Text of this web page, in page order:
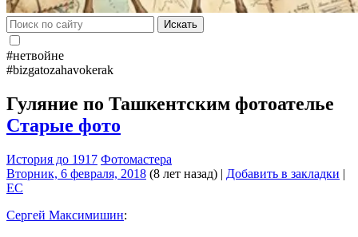
Искать
#нетвойне
#bizgatozahavokerak
Гуляние по Ташкентским фотоателье
Старые фото
История до 1917 Фотомастера
Вторник, 6 февраля, 2018 (8 лет назад) | Добавить в закладки |
EC
Сергей Максимишин: